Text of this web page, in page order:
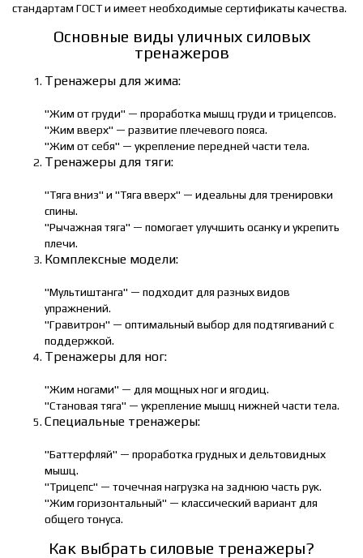
стандартам ГОСТ и имеет необходимые сертификаты качества.
Основные виды уличных силовых
тренажеров
Тренажеры для жима:
"Жим от груди" — проработка мышц груди и трицепсов.
"Жим вверх" — развитие плечевого пояса.
"Жим от себя" — укрепление передней части тела.
Тренажеры для тяги:
"Тяга вниз" и "Тяга вверх" — идеальны для тренировки
спины.
"Рычажная тяга" — помогает улучшить осанку и укрепить
плечи.
Комплексные модели:
"Мультиштанга" — подходит для разных видов
упражнений.
"Гравитрон" — оптимальный выбор для подтягиваний с
поддержкой.
Тренажеры для ног:
"Жим ногами" — для мощных ног и ягодиц.
"Становая тяга" — укрепление мышц нижней части тела.
Специальные тренажеры:
"Баттерфляй" — проработка грудных и дельтовидных
мышц.
"Трицепс" — точечная нагрузка на заднюю часть рук.
"Жим горизонтальный" — классический вариант для
общего тонуса.
Как выбрать силовые тренажеры?